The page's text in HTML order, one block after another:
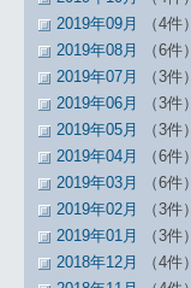
2019年09月
（4件）
2019年08月
（6件）
2019年07月
（3件）
2019年06月
（3件）
2019年05月
（3件）
2019年04月
（6件）
2019年03月
（6件）
2019年02月
（3件）
2019年01月
（3件）
2018年12月
（4件）